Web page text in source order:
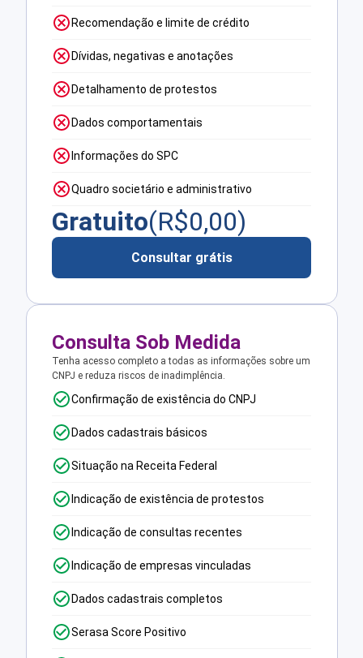
Recomendação e limite de crédito
Dívidas, negativas e anotações
Detalhamento de protestos
Dados comportamentais
Informações do SPC
Quadro societário e administrativo
Gratuito(R$0,00)
Consultar grátis
Consulta Sob Medida
Tenha acesso completo a todas as informações sobre um
CNPJ e reduza riscos de inadimplência.
Confirmação de existência do CNPJ
Dados cadastrais básicos
Situação na Receita Federal
Indicação de existência de protestos
Indicação de consultas recentes
Indicação de empresas vinculadas
Dados cadastrais completos
Serasa Score Positivo